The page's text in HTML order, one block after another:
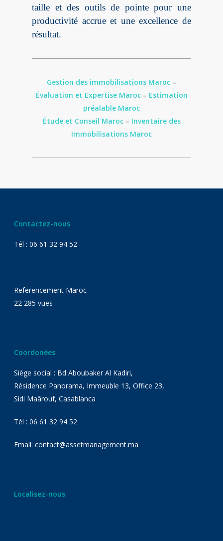
taille et des outils de pointe pour une
productivité accrue et une excellence de
résultat.
Gestion des immobilisations Maroc –
Évaluation et Expertise Maroc– Estimation
préalable Maroc
Étude et Conseil Maroc – Inventaire des
Immobilisations Maroc
Contactez-nous
Tél : 06 61 32 94 52
Referencement Maroc
22 285 vues
Coordonées
Siège social : Bd Aboubaker Al Kadiri,
Résidence Panorama, Immeuble 13, Office 23,
Sidi Maârouf, Casablanca
Tél : 06 61 32 94 52
Email: contact@assetmanagement.ma
Localisez-nous